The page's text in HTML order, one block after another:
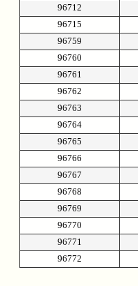
96712
96715
96759
96760
96761
96762
96763
96764
96765
96766
96767
96768
96769
96770
96771
96772